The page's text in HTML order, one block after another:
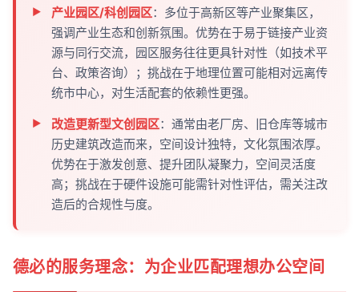
产业园区/科创园区：多位于高新区等产业聚集区，
强调产业生态和创新氛围。优势在于易于链接产业资
源与同行交流，园区服务往往更具针对性（如技术平
台、政策咨询）；挑战在于地理位置可能相对远离传
统市中心，对生活配套的依赖性更强。
改造更新型文创园区：通常由老厂房、旧仓库等城市
历史建筑改造而来，空间设计独特，文化氛围浓厚。
优势在于激发创意、提升团队凝聚力，空间灵活度
高；挑战在于硬件设施可能需针对性评估，需关注改
造后的合规性与度。
德必的服务理念：为企业匹配理想办公空间